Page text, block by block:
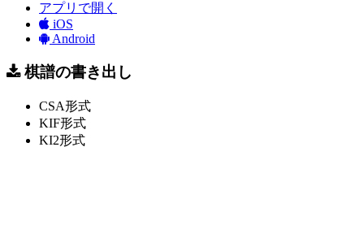
アプリで開く
iOS
Android
棋譜の書き出し
CSA形式
KIF形式
KI2形式